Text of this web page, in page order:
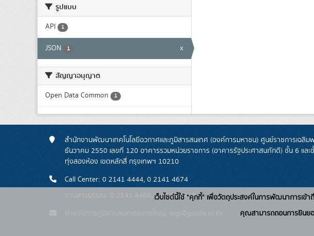
รูปแบบ
API 1
JSON 1 x
สัญญาอนุญาต
Open Data Common 1
สำนักงานพัฒนาเทคโนโลยีอวกาศและภูมิสารสนเทศ (องค์การมหาชน) ศูนย์ราชการเฉลิม
ธันวาคม 2550 เลขที่ 120 อาคารรวมหน่วยราชการ (อาคารรัฐประศาสนภักดี) ชั้น 6 แล
ทุ่งสองห้อง เขตหลักสี่ กรุงเทพฯ 10210
Call Center: 0 2141 4444, 0 2141 4674
งานสารบรรณ: 0 2141 4466, 0 2141 4468
ฝ่ายจัดการภูมิสารสนเทศขนาดใหญ่: wgs@gistda.or.th
เว็บไซต์นี้ใช้ "คุกกี้" เพื่อวัตถุประสงค์ในการพัฒนาการเ
คุณสามารถถอนการยินย